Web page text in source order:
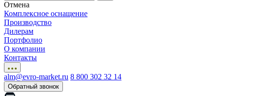
Отмена
Комплексное оснащение
Производство
Дилерам
Портфолио
О компании
Контакты
alm@evro-market.ru 8 800 302 32 14
Обратный звонок